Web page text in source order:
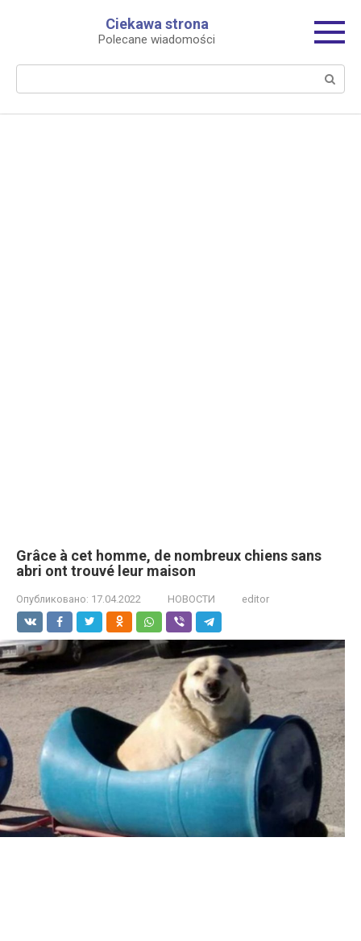
Ciekawa strona
Polecane wiadomości
Grâce à cet homme, de nombreux chiens sans
abri ont trouvé leur maison
Опубликовано: 17.04.2022 НОВОСТИ editor